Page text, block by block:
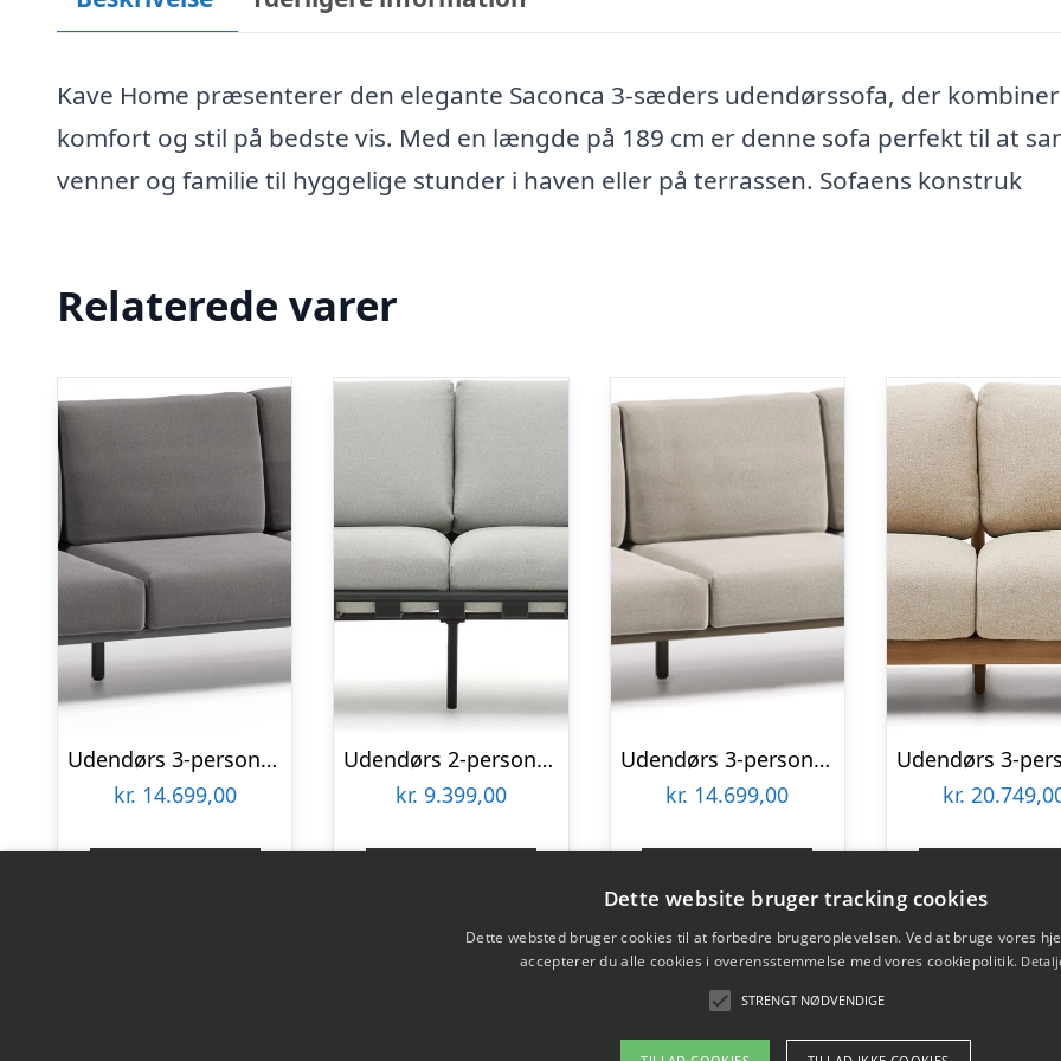
Kave Home præsenterer den elegante Saconca 3-sæders udendørssofa, der
komfort og stil på bedste vis. Med en længde på 189 cm er denne sofa perfekt til at
venner og familie til hyggelige stunder i haven eller på terrassen. Sofaens konstruk
Relaterede varer
Udendørs 3-personers sofa Kave Home Comova i sort aluminium vejrbestandig nordisk loungesofa med OEKO-TEXÂ® Crevin stof
kr. 14.699,00
Udendørs 2-personers sofa Kave Home Joncols grå aluminium moderne nordisk stil
kr. 9.399,00
Udendørs 3-personers sofa Kave Home Comova i gråt Crevin-stof med aluminiumsramme H85 x B225 x D85 cm
kr. 14.699,00
Gå til shop
kr.
Gå til
Dette website bruger tracking cookies
Dette websted bruger cookies til at forbedre brugeroplevelsen. Ved at bruge vores
accepterer du alle cookies i overensstemmelse med vores cookiepolitik.
STRENGT NØDVENDIGE